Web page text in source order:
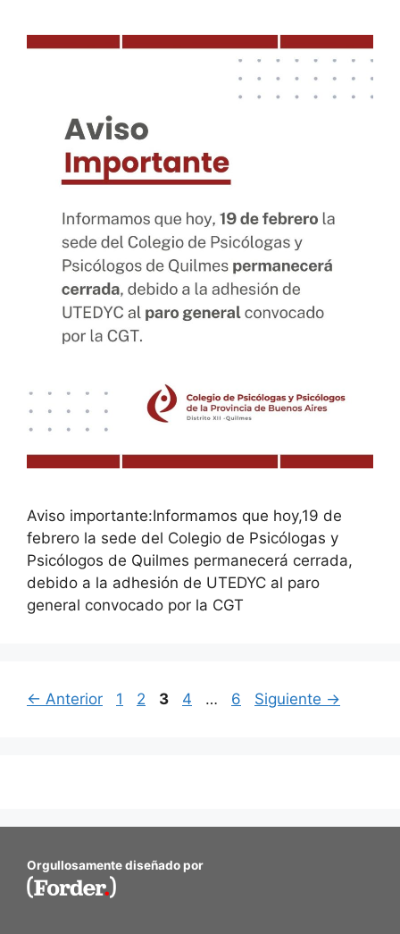
Aviso importante:Informamos que hoy,19 de
febrero la sede del Colegio de Psicólogas y
Psicólogos de Quilmes permanecerá cerrada,
debido a la adhesión de UTEDYC al paro
general convocado por la CGT
← Anterior 1 2 3 4 … 6 Siguiente →
Orgullosamente diseñado por